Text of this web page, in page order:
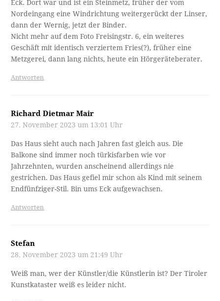
Eck. Dort war und ist ein Steinmetz, früher der vom
Nordeingang eine Windrichtung weitergerückt der Linser,
dann der Wernig, jetzt der Binder.
Nicht mehr auf dem Foto Freisingstr. 6, ein weiteres
Geschäft mit identisch verziertem Fries(?), früher eine
Metzgerei, dann lang nichts, heute ein Hörgeräteberater.
Antworten
Richard Dietmar Mair
27. November 2023 um 13:01 Uhr
Das Haus sieht auch nach Jahren fast gleich aus. Die
Balkone sind immer noch türkisfarben wie vor
Jahrzehnten, wurden anscheinend allerdings nie
gestrichen. Das Haus gefiel mir schon als Kind mit seinem
Endfünfziger-Stil. Bin ums Eck aufgewachsen.
Antworten
Stefan
28. November 2023 um 21:49 Uhr
Weiß man, wer der Künstler/die Künstlerin ist? Der Tiroler
Kunstkataster weiß es leider nicht.